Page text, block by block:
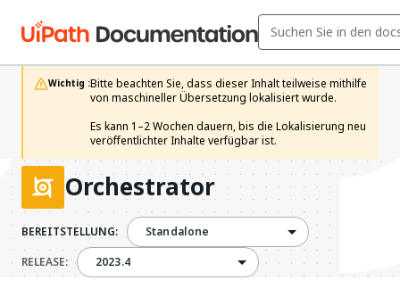
Wichtig :Bitte beachten Sie, dass dieser Inhalt teilweise mithilfe
von maschineller Übersetzung lokalisiert wurde.
Es kann 1–2 Wochen dauern, bis die Lokalisierung neu
veröffentlichter Inhalte verfügbar ist.
Orchestrator
BEREITSTELLUNG:
Standalone
RELEASE:2023.42023.4